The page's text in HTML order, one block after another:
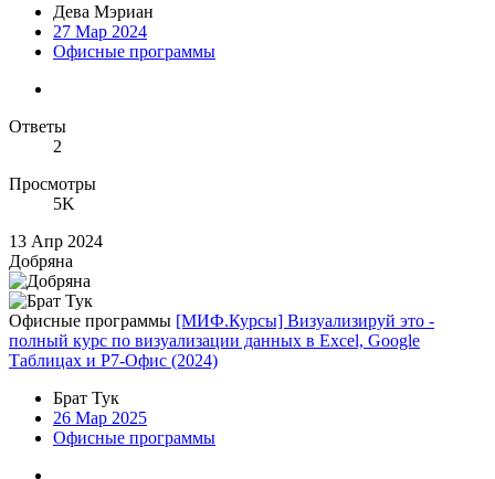
Дева Мэриан
27 Мар 2024
Офисные программы
Ответы
2
Просмотры
5K
13 Апр 2024
Добряна
Офисные программы [МИФ.Курсы] Визуализируй это -
полный курс по визуализации данных в Excel, Google
Таблицах и Р7-Офис (2024)
Брат Тук
26 Мар 2025
Офисные программы